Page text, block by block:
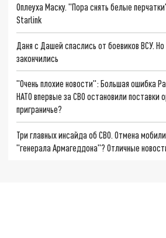
Оплеуха Маску. "Пора снять белые
Starlink
Даня с Дашей спаслись от боевиков ВСУ.
закончились
"Очень плохие новости": Большая ошибка
НАТО впервые за СВО остановили поставки
приграничье?
Три главных инсайда об СВО. Отмена
"генерала Армагеддона"? Отличные